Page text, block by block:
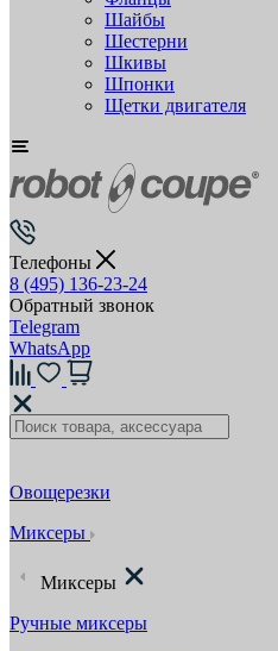
Шайбы
Шестерни
Шкивы
Шпонки
Щетки двигателя
Телефоны
8 (495) 136-23-24
Обратный звонок
Telegram
WhatsApp
Овощерезки
Миксеры
Миксеры
Ручные миксеры